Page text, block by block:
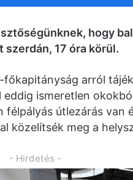
hogy
17 óra körül.
főkapitányság arról
ismeretlen
útlezárás van
közelítsék meg a
- Hirdetés -